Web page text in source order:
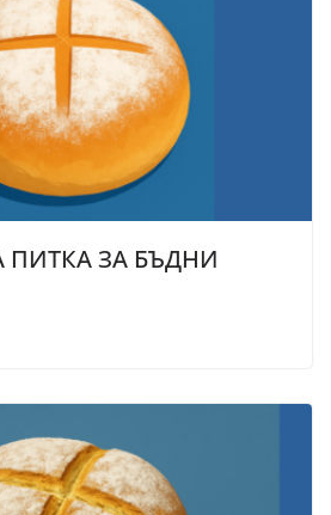
ПИТКА ЗА БЪДНИ